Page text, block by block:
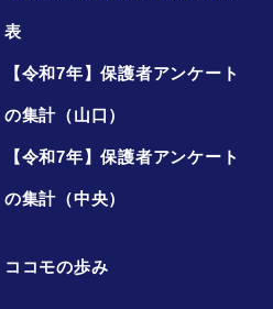
表
【令和7年】保護者アンケート
の集計（山口）
【令和7年】保護者アンケート
の集計（中央）
ココモの歩み